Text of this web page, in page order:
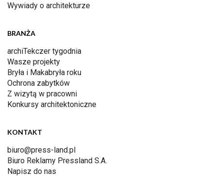
Wywiady o architekturze
BRANŻA
archiTekczer tygodnia
Wasze projekty
Bryła i Makabryła roku
Ochrona zabytków
Z wizytą w pracowni
Konkursy architektoniczne
KONTAKT
biuro@press-land.pl
Biuro Reklamy Pressland S.A.
Napisz do nas